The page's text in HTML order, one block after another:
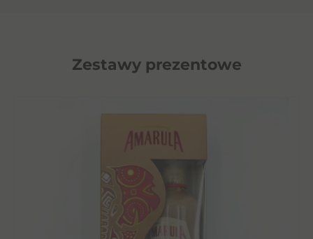
Zestawy prezentowe